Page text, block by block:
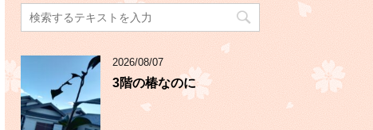
2026/08/07
3階の椿なのに